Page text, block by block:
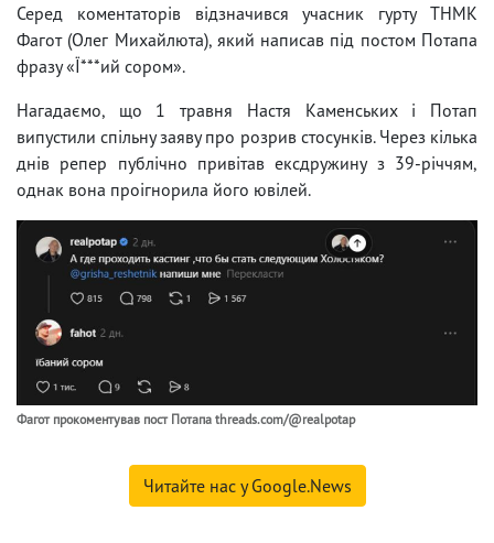
Серед коментаторів відзначився учасник гурту ТНМК
Фагот (Олег Михайлюта), який написав під постом Потапа
фразу «Ї***ий сором».
Нагадаємо, що 1 травня Настя Каменських і Потап
випустили спільну заяву про розрив стосунків. Через кілька
днів репер публічно привітав ексдружину з 39-річчям,
однак вона проігнорила його ювілей.
Фагот прокоментував пост Потапа threads.com/@realpotap
Читайте нас у Google.News